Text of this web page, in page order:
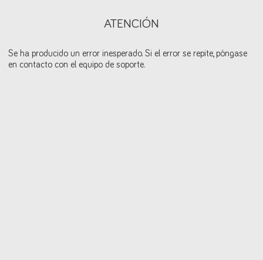
ATENCIÓN
Se ha producido un error inesperado. Si el error se repite, póngase
en contacto con el equipo de soporte.